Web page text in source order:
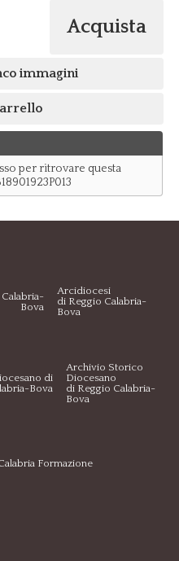
Acquista
immagini
per ritrovare questa
Arcidiocesi
di Reggio Calabria-
Bova
Archivio Storico
Diocesano
di Reggio Calabria-
Bova